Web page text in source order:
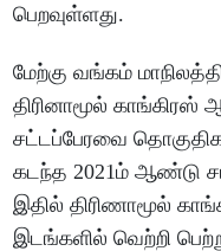
பெறவுள்ளது.
மேற்கு வங்கம்
திரினாமூல் காங்கிரஸ்
சட்டப்பேரவை
கடந்த 2021ம் ஆண்டு
இதில் திரிணாமூல்
இடங்களில் வெற்றி